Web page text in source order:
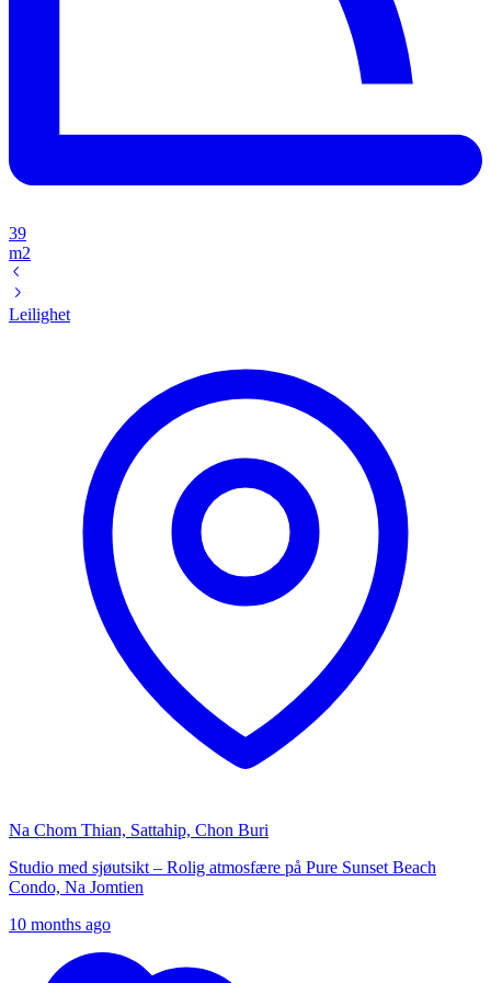
39
m2
Leilighet
Na Chom Thian, Sattahip, Chon Buri
Studio med sjøutsikt – Rolig atmosfære på Pure Sunset Beach
Condo, Na Jomtien
10 months ago